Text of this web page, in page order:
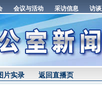
片实录 返回直播页